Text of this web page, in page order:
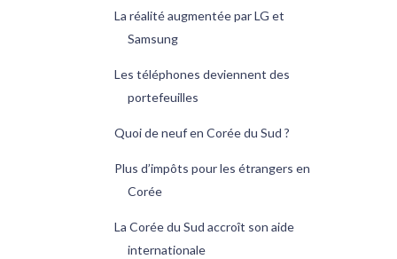
La réalité augmentée par LG et
Samsung
Les téléphones deviennent des
portefeuilles
Quoi de neuf en Corée du Sud ?
Plus d’impôts pour les étrangers en
Corée
La Corée du Sud accroît son aide
internationale